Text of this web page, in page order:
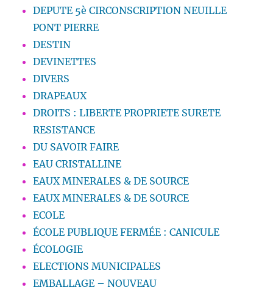
DEPUTE 5è CIRCONSCRIPTION NEUILLE
PONT PIERRE
DESTIN
DEVINETTES
DIVERS
DRAPEAUX
DROITS : LIBERTE PROPRIETE SURETE
RESISTANCE
DU SAVOIR FAIRE
EAU CRISTALLINE
EAUX MINERALES & DE SOURCE
EAUX MINERALES & DE SOURCE
ECOLE
ÉCOLE PUBLIQUE FERMÉE : CANICULE
ÉCOLOGIE
ELECTIONS MUNICIPALES
EMBALLAGE – NOUVEAU